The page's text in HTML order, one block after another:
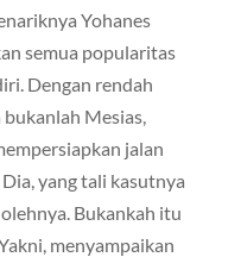
Yohanes
semua popularitas
Dengan rendah
Mesias,
jalan
yang tali kasutnya
Bukankah itu
menyampaikan